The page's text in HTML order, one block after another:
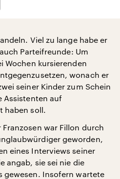
Viel zu lange habe er
Parteifreunde: Um
Wochen kursierenden
wonach er
seiner Kinder zum Schein
Assistenten auf
haben soll.
war Fillon durch
geworden,
eines Interviews seiner
angab, sie sei nie die
gewesen. Insofern wartete